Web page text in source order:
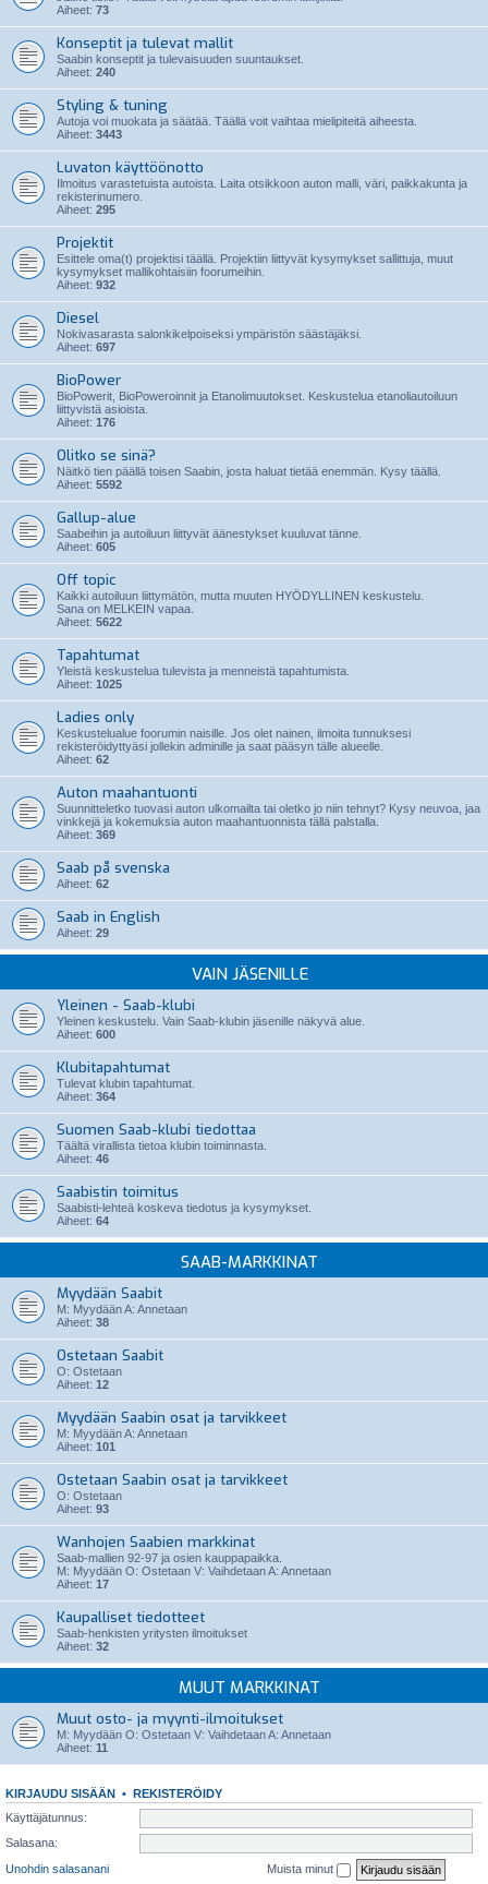
Aiheet: 73
Konseptit ja tulevat mallit
Saabin konseptit ja tulevaisuuden suuntaukset.
Aiheet: 240
Styling & tuning
Autoja voi muokata ja säätää. Täällä voit vaihtaa mielipiteitä aiheesta.
Aiheet: 3443
Luvaton käyttöönotto
Ilmoitus varastetuista autoista. Laita otsikkoon auton malli, väri, paikkakunta ja
rekisterinumero.
Aiheet: 295
Projektit
Esittele oma(t) projektisi täällä. Projektiin liittyvät kysymykset sallittuja, muut
kysymykset mallikohtaisiin foorumeihin.
Aiheet: 932
Diesel
Nokivasarasta salonkikelpoiseksi ympäristön säästäjäksi.
Aiheet: 697
BioPower
BioPowerit, BioPoweroinnit ja Etanolimuutokset. Keskustelua etanoliautoiluun
liittyvistä asioista.
Aiheet: 176
Olitko se sinä?
Näitkö tien päällä toisen Saabin, josta haluat tietää enemmän. Kysy täällä.
Aiheet: 5592
Gallup-alue
Saabeihin ja autoiluun liittyvät äänestykset kuuluvat tänne.
Aiheet: 605
Off topic
Kaikki autoiluun liittymätön, mutta muuten HYÖDYLLINEN keskustelu.
Sana on MELKEIN vapaa.
Aiheet: 5622
Tapahtumat
Yleistä keskustelua tulevista ja menneistä tapahtumista.
Aiheet: 1025
Ladies only
Keskustelualue foorumin naisille. Jos olet nainen, ilmoita tunnuksesi
rekisteröidyttyäsi jollekin adminille ja saat pääsyn tälle alueelle.
Aiheet: 62
Auton maahantuonti
Suunnitteletko tuovasi auton ulkomailta tai oletko jo niin tehnyt? Kysy neuvoa, jaa
vinkkejä ja kokemuksia auton maahantuonnista tällä palstalla.
Aiheet: 369
Saab på svenska
Aiheet: 62
Saab in English
Aiheet: 29
VAIN JÄSENILLE
Yleinen - Saab-klubi
Yleinen keskustelu. Vain Saab-klubin jäsenille näkyvä alue.
Aiheet: 600
Klubitapahtumat
Tulevat klubin tapahtumat.
Aiheet: 364
Suomen Saab-klubi tiedottaa
Täältä virallista tietoa klubin toiminnasta.
Aiheet: 46
Saabistin toimitus
Saabisti-lehteä koskeva tiedotus ja kysymykset.
Aiheet: 64
SAAB-MARKKINAT
Myydään Saabit
M: Myydään A: Annetaan
Aiheet: 38
Ostetaan Saabit
O: Ostetaan
Aiheet: 12
Myydään Saabin osat ja tarvikkeet
M: Myydään A: Annetaan
Aiheet: 101
Ostetaan Saabin osat ja tarvikkeet
O: Ostetaan
Aiheet: 93
Wanhojen Saabien markkinat
Saab-mallien 92-97 ja osien kauppapaikka.
M: Myydään O: Ostetaan V: Vaihdetaan A: Annetaan
Aiheet: 17
Kaupalliset tiedotteet
Saab-henkisten yritysten ilmoitukset
Aiheet: 32
MUUT MARKKINAT
Muut osto- ja myynti-ilmoitukset
M: Myydään O: Ostetaan V: Vaihdetaan A: Annetaan
Aiheet: 11
KIRJAUDU SISÄÄN • REKISTERÖIDY
Käyttäjätunnus:
Salasana:
Unohdin salasanani
Muista minut